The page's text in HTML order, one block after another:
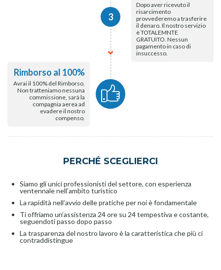
3
Dopo aver ricevuto il
risarcimento
provvederemo a trasferire
il denaro. Il nostro servizio
è TOTALEMNTE
GRATUITO. Nessun
pagamento in caso di
insuccesso.
Rimborso al 100%
Avrai il 100% del Rimborso.
Non tratteniamo nessuna
commissione, sarà la
compagnia aerea ad
evadere il nostro
compenso.
PERCHÉ SCEGLIERCI
Siamo gli unici professionisti del settore, con esperienza
ventennale nell’ambito turistico
La rapidità nell’avvio delle pratiche per noi è fondamentale
Ti offriamo un’assistenza 24 ore su 24 tempestiva e costante,
seguendoti passo dopo passo
La trasparenza del nostro lavoro è la caratteristica che più ci
contraddistingue